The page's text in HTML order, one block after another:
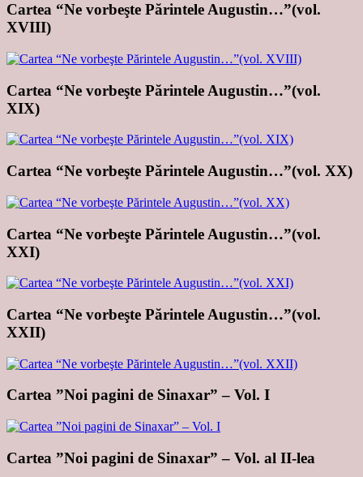
Cartea “Ne vorbeşte Părintele Augustin…”(vol.
XVIII)
Cartea “Ne vorbeşte Părintele Augustin…”(vol.
XIX)
Cartea “Ne vorbeşte Părintele Augustin…”(vol. XX)
Cartea “Ne vorbeşte Părintele Augustin…”(vol.
XXI)
Cartea “Ne vorbeşte Părintele Augustin…”(vol.
XXII)
Cartea ”Noi pagini de Sinaxar” – Vol. I
Cartea ”Noi pagini de Sinaxar” – Vol. al II-lea